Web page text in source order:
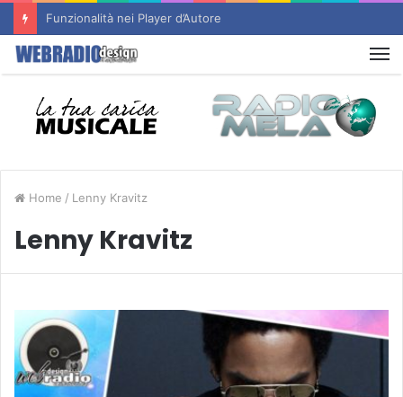
Un nuovo sito d’Autore è Online : RADIO FLASHBACK
Home / Lenny Kravitz
Lenny Kravitz